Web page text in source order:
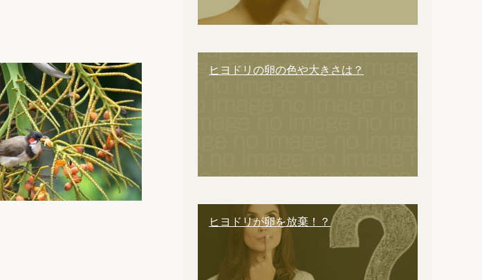
ヒヨドリの卵の色や大きさは？
ヒヨドリが卵を放棄！？